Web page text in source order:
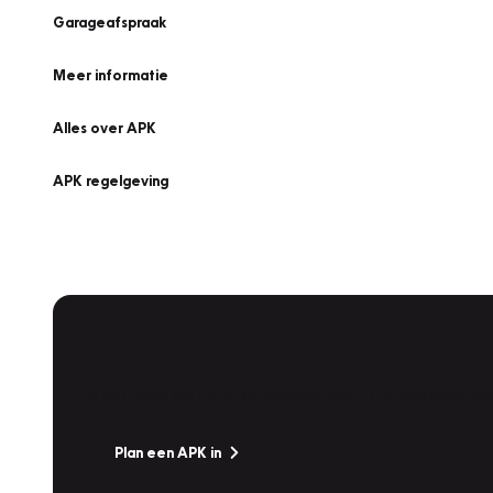
Garageafspraak
Meer informatie
Alles over APK
APK regelgeving
Plan een APK in